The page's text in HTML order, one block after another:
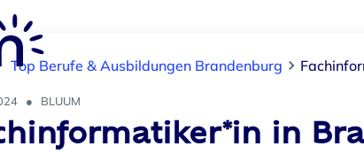
Top Berufe & Ausbildungen Brandenburg
● BLUUM
in